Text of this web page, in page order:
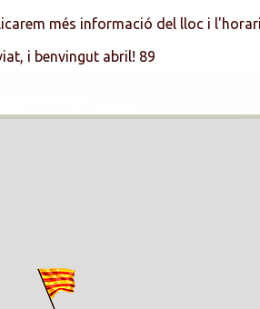
més informació del lloc i
i benvingut abril! 89